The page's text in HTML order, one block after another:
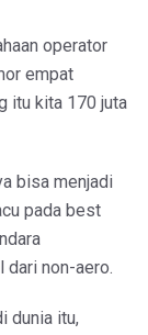
operator
empat
itu kita 170 juta
bisa menjadi
pada best
dari non-aero.
dunia itu,